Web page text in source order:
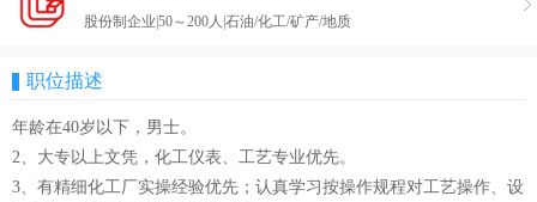
股份制企业|50～200人|石油/化工/矿产/地质
职位描述
年龄在40岁以下，男士。
2、大专以上文凭，化工仪表、工艺专业优先。
3、有精细化工厂实操经验优先；认真学习按操作规程对工艺操作、设